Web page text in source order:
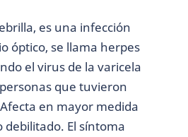
es una infección
óptico, se llama herpes
el virus de la varicela
que tuvieron
en mayor medida
El síntoma